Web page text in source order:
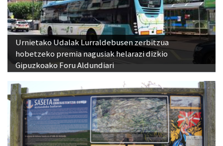
Urnietako Udalak Lurraldebusen zerbitzua
hobetzeko premia nagusiak helarazi dizkio
Gipuzkoako Foru Aldundiari